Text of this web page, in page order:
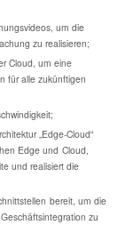
um die
zu realisieren;
Cloud, um eine
für alle zukünftigen
„Edge-Cloud“
Edge und Cloud,
und realisiert die
bereit, um die
zu